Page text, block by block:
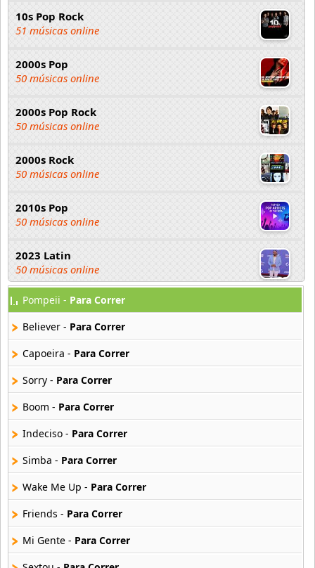
10s Pop Rock
51 músicas online
2000s Pop
50 músicas online
2000s Pop Rock
50 músicas online
2000s Rock
50 músicas online
2010s Pop
50 músicas online
2023 Latin
50 músicas online
2023 Pop
80 músicas online
2023 Rock
59 músicas online
37 músicas online
80s Ballads
48 músicas online
80s Pop Rock
50 músicas online
90s Acoustic Hits
39 músicas online
Pompeii - Para Correr
Believer - Para Correr
Capoeira - Para Correr
Sorry - Para Correr
Boom - Para Correr
Indeciso - Para Correr
Simba - Para Correr
Wake Me Up - Para Correr
Friends - Para Correr
Mi Gente - Para Correr